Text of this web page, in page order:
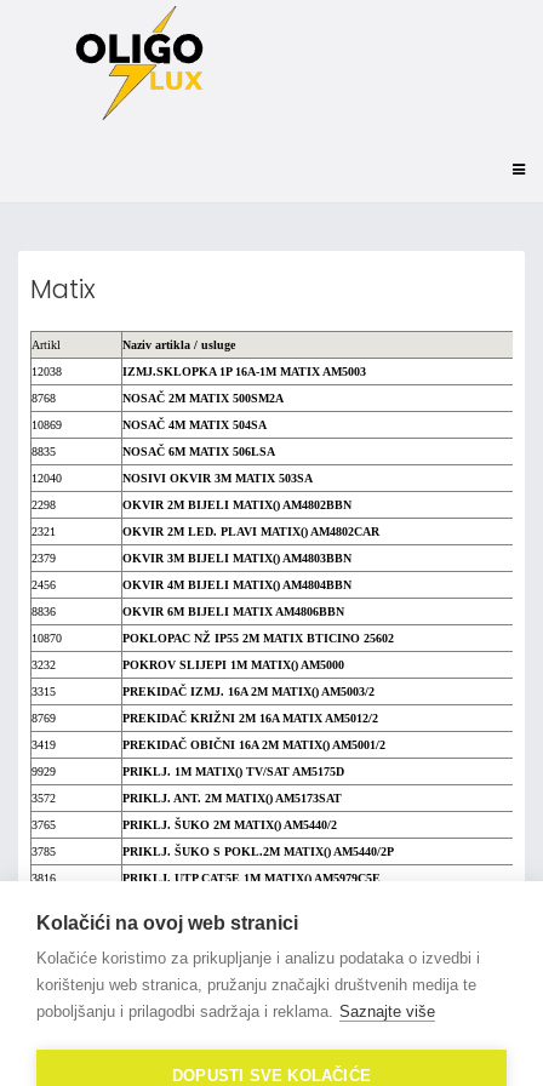
Matix
Artikl
Naziv artikla / usluge
12038
IZMJ.SKLOPKA 1P 16A-1M MATIX AM5003
8768
NOSAČ 2M MATIX 500SM2A
10869
NOSAČ 4M MATIX 504SA
8835
NOSAČ 6M MATIX 506LSA
12040
NOSIVI OKVIR 3M MATIX 503SA
2298
OKVIR 2M BIJELI MATIX() AM4802BBN
2321
OKVIR 2M LED. PLAVI MATIX() AM4802CAR
2379
OKVIR 3M BIJELI MATIX() AM4803BBN
2456
OKVIR 4M BIJELI MATIX() AM4804BBN
8836
OKVIR 6M BIJELI MATIX AM4806BBN
10870
POKLOPAC NŽ IP55 2M MATIX BTICINO 25602
3232
POKROV SLIJEPI 1M MATIX() AM5000
3315
PREKIDAČ IZMJ. 16A 2M MATIX() AM5003/2
8769
PREKIDAČ KRIŽNI 2M 16A MATIX AM5012/2
3419
PREKIDAČ OBIČNI 16A 2M MATIX() AM5001/2
9929
PRIKLJ. 1M MATIX() TV/SAT AM5175D
3572
PRIKLJ. ANT. 2M MATIX() AM5173SAT
3765
PRIKLJ. ŠUKO 2M MATIX() AM5440/2
3785
PRIKLJ. ŠUKO S POKL.2M MATIX() AM5440/2P
3816
PRIKLJ. UTP CAT5E 1M MATIX() AM5979C5E
5169
TIPKALO 10A 1M MATIX() AM5005
5175
TIPKALO 10A 2M MATIX() AM5005/2
12036
TV/RD/SAT UTIČNICA ZAVRŠNA 2M MATIX AM5173SAT
12035
UTIČNICA 2P+E 10/16A EU 1M AM5180 MATIX
na vrh članka
Kolačići na ovoj web stranici
Kolačiće koristimo za prikupljanje i analizu podataka o izvedbi i
korištenju web stranica, pružanju značajki društvenih medija te
poboljšanju i prilagodbi sadržaja i reklama. Saznajte više
DOPUSTI SVE KOLAČIĆE